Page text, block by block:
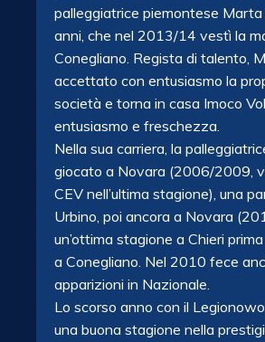
palleggiatrice piemontese
anni, che nel 2013/14 vestì la
Conegliano. Regista di talento,
accettato con entusiasmo la
società e torna in casa Imoco
entusiasmo e freschezza.
Nella sua carriera, la
giocato a Novara (2006/2009,
CEV nell’ultima stagione), una
Urbino, poi ancora a Novara
un’ottima stagione a Chieri prima
a Conegliano. Nel 2010 fece
apparizioni in Nazionale.
Lo scorso anno con il
una buona stagione nella